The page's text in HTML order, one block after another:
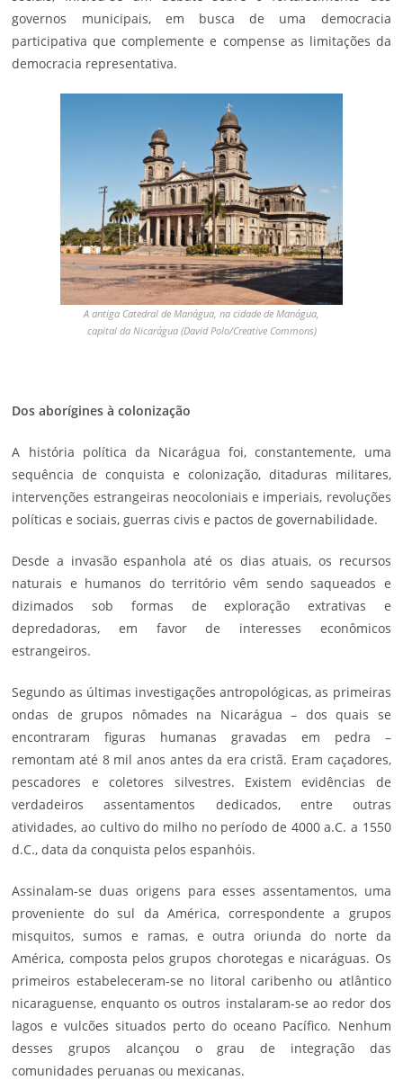
governos municipais, em busca de uma democracia
participativa que complemente e compense as limitações da
democracia representativa.
A antiga Catedral de Manágua, na cidade de Manágua,
capital da Nicarágua (David Polo/Creative Commons)
Dos aborígines à colonização
A história política da Nicarágua foi, constantemente, uma
sequência de conquista e colonização, ditaduras militares,
intervenções estrangeiras neocoloniais e imperiais, revoluções
políticas e sociais, guerras civis e pactos de governabilidade.
Desde a invasão espanhola até os dias atuais, os recursos
naturais e humanos do território vêm sendo saqueados e
dizimados sob formas de exploração extrativas e
depredadoras, em favor de interesses econômicos
estrangeiros.
Segundo as últimas investigações antropológicas, as primeiras
ondas de grupos nômades na Nicarágua – dos quais se
encontraram figuras humanas gravadas em pedra –
remontam até 8 mil anos antes da era cristã. Eram caçadores,
pescadores e coletores silvestres. Existem evidências de
verdadeiros assentamentos dedicados, entre outras
atividades, ao cultivo do milho no período de 4000 a.C. a 1550
d.C., data da conquista pelos espanhóis.
Assinalam-se duas origens para esses assentamentos, uma
proveniente do sul da América, correspondente a grupos
misquitos, sumos e ramas, e outra oriunda do norte da
América, composta pelos grupos chorotegas e nicaráguas. Os
primeiros estabeleceram-se no litoral caribenho ou atlântico
nicaraguense, enquanto os outros instalaram-se ao redor dos
lagos e vulcões situados perto do oceano Pacífico. Nenhum
desses grupos alcançou o grau de integração das
comunidades peruanas ou mexicanas.